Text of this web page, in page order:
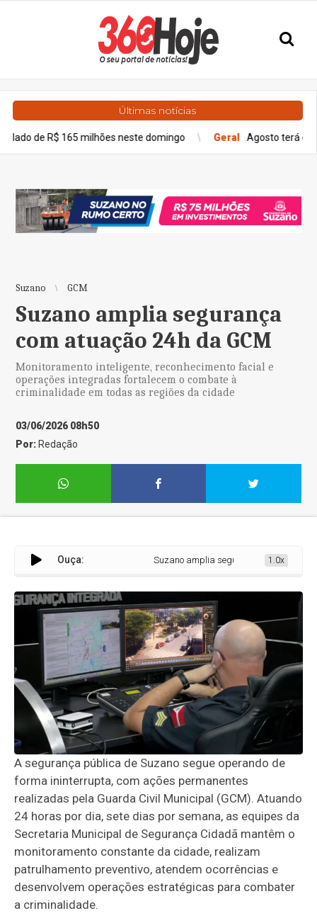
Últimas notícias
milhões neste domingo Geral Agosto terá dois eclipses;
Suzano GCM
Suzano amplia segurança
com atuação 24h da GCM
Monitoramento inteligente, reconhecimento facial e
operações integradas fortalecem o combate à
criminalidade em todas as regiões da cidade
03/06/2026 08h50
Por: Redação
Ouça: Suzano amplia segurança com atuação
1.0x
A segurança pública de Suzano segue operando de
forma ininterrupta, com ações permanentes
realizadas pela Guarda Civil Municipal (GCM). Atuando
24 horas por dia, sete dias por semana, as equipes da
Secretaria Municipal de Segurança Cidadã mantêm o
monitoramento constante da cidade, realizam
patrulhamento preventivo, atendem ocorrências e
desenvolvem operações estratégicas para combater
a criminalidade.